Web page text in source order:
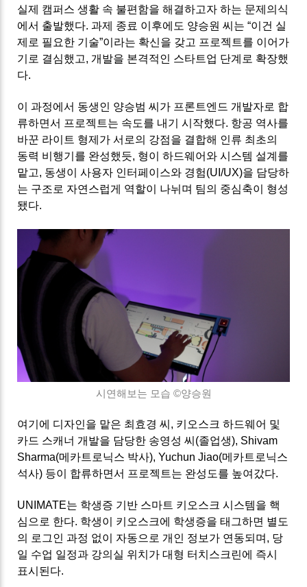
실제 캠퍼스 생활 속 불편함을 해결하고자 하는 문제의식
에서 출발했다. 과제 종료 이후에도 양승원 씨는 “이건 실
제로 필요한 기술”이라는 확신을 갖고 프로젝트를 이어가
기로 결심했고, 개발을 본격적인 스타트업 단계로 확장했
다.
이 과정에서 동생인 양승범 씨가 프론트엔드 개발자로 합
류하면서 프로젝트는 속도를 내기 시작했다. 항공 역사를
바꾼 라이트 형제가 서로의 강점을 결합해 인류 최초의
동력 비행기를 완성했듯, 형이 하드웨어와 시스템 설계를
맡고, 동생이 사용자 인터페이스와 경험(UI/UX)을 담당하
는 구조로 자연스럽게 역할이 나뉘며 팀의 중심축이 형성
됐다.
시연해보는 모습 ©양승원
여기에 디자인을 맡은 최효경 씨, 키오스크 하드웨어 및
카드 스캐너 개발을 담당한 송영성 씨(졸업생), Shivam
Sharma(메카트로닉스 박사), Yuchun Jiao(메카트로닉스
석사) 등이 합류하면서 프로젝트는 완성도를 높여갔다.
UNIMATE는 학생증 기반 스마트 키오스크 시스템을 핵
심으로 한다. 학생이 키오스크에 학생증을 태그하면 별도
의 로그인 과정 없이 자동으로 개인 정보가 연동되며, 당
일 수업 일정과 강의실 위치가 대형 터치스크린에 즉시
표시된다.